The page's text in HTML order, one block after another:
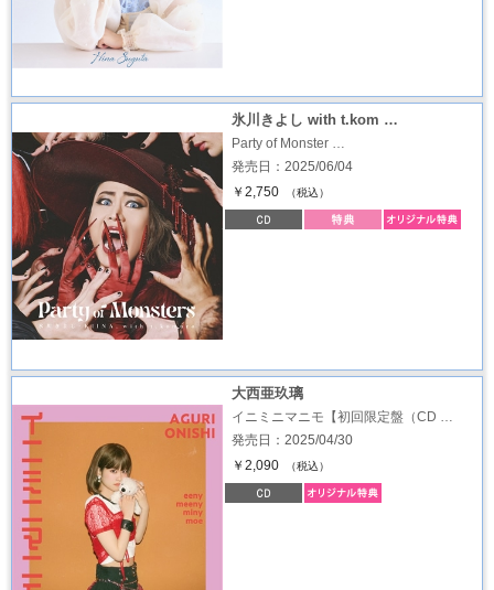
氷川きよし with t.kom …
Party of Monster …
発売日：2025/06/04
￥2,750
（税込）
大西亜玖璃
イニミニマニモ【初回限定盤（CD …
発売日：2025/04/30
￥2,090
（税込）